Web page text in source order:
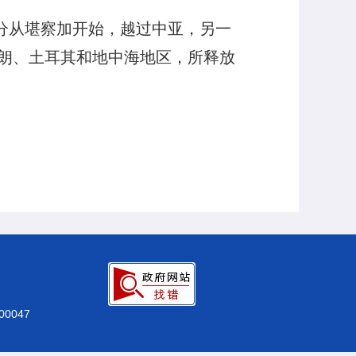
从堪察加开始，越过中亚，另一
、土耳其和地中海地区，所释放